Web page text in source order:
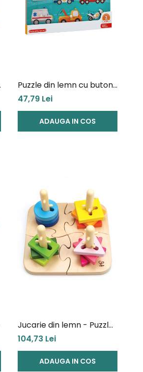
Puzzle din lemn cu butoni
- Autovehicule de
interventie
47,79 Lei
ADAUGA IN COS
Jucarie din lemn - Puzzle
creativ cu forme
104,73 Lei
ADAUGA IN COS